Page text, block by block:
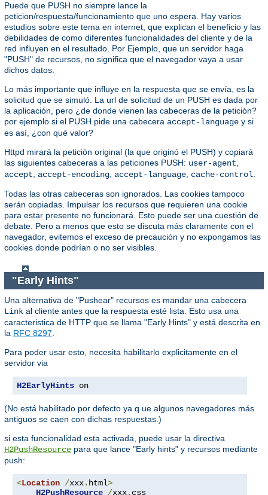
Puede que PUSH no siempre lance la
peticion/respuesta/funcionamiento que uno espera. Hay varios
estudios sobre este tema en internet, que explican el beneficio y las
debilidades de como diferentes funcionalidades del cliente y de la
red influyen en el resultado. Por Ejemplo, que un servidor haga
"PUSH" de recursos, no significa que el navegador vaya a usar
dichos datos.
Lo más importante que influye en la respuesta que se envía, es la
solicitud que se simuló. La url de solicitud de un PUSH es dada por
la aplicación, pero ¿de donde vienen las cabeceras de la petición?
por ejemplo si el PUSH pide una cabecera accept-language y si
es así, ¿con qué valor?
Httpd mirará la petición original (la que originó el PUSH) y copiará
las siguientes cabeceras a las peticiones PUSH: user-agent,
accept, accept-encoding, accept-language, cache-control.
Todas las otras cabeceras son ignorados. Las cookies tampoco
serán copiadas. Impulsar los recursos que requieren una cookie
para estar presente no funcionará. Esto puede ser una cuestión de
debate. Pero a menos que esto se discuta más claramente con el
navegador, evitemos el exceso de precaución y no expongamos las
cookies donde podrían o no ser visibles.
"Early Hints"
Una alternativa de "Pushear" recursos es mandar una cabecera
Link al cliente antes que la respuesta esté lista. Esto usa una
caracteristica de HTTP que se llama "Early Hints" y está descrita en
la RFC 8297
Para poder usar esto, necesita habilitarlo explicitamente en el
servidor via
H2EarlyHints on
(No está habilitado por defecto ya q ue algunos navegadores más
antiguos se caen con dichas respuestas.)
si esta funcionalidad esta activada, puede usar la directiva
H2PushResource para que lance "Early hints" y recursos mediante
push:
<Location /xxx. html>
H2PushResource /xxx. css